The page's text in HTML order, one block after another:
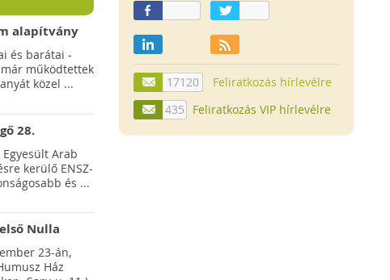
alapítvány
és barátai -
működtettek
közel ...
28.
Arab
kerülő ENSZ-
és ...
Nulla
23-án,
Ház
17120
Feliratkozás hírlevélre
435
Feliratkozás VIP hírlevélre